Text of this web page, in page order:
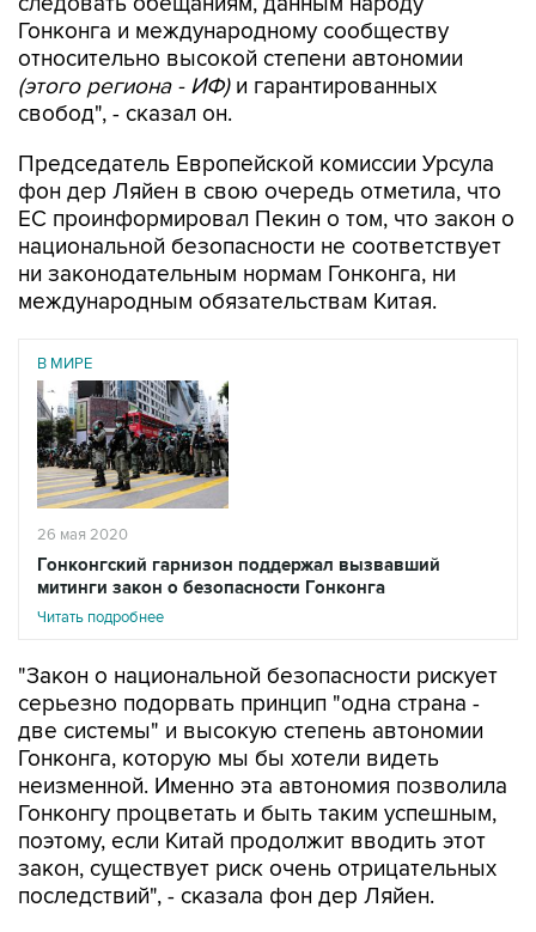
Гонконга и международному сообществу
относительно высокой степени автономии
(этого региона - ИФ)и гарантированных
свобод", - сказал он.
Председатель Европейской комиссии Урсула
фон дер Ляйен в свою очередь отметила, что
ЕС проинформировал Пекин о том, что закон о
национальной безопасности не соответствует
ни законодательным нормам Гонконга, ни
международным обязательствам Китая.
В МИРЕ
26 мая 2020
Гонконгский гарнизон поддержал вызвавший
митинги закон о безопасности Гонконга
Читать подробнее
"Закон о национальной безопасности рискует
серьезно подорвать принцип "одна страна -
две системы" и высокую степень автономии
Гонконга, которую мы бы хотели видеть
неизменной. Именно эта автономия позволила
Гонконгу процветать и быть таким успешным,
поэтому, если Китай продолжит вводить этот
закон, существует риск очень отрицательных
последствий", - сказала фон дер Ляйен.